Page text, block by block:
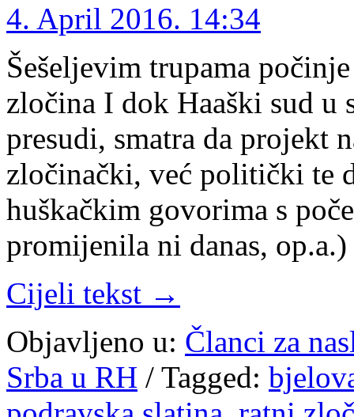
4. April 2016. 14:34
Šešeljevim trupama
zločina I dok Haaški sud
presudi, smatra da projekt
zločinački, već politički te
huškačkim govorima s
promijenila ni danas,
Cijeli tekst →
Objavljeno u: Članci za
Srba u RH / Tagged: